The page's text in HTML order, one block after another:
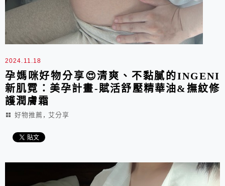
2024.11.18
孕媽咪好物分享😍清爽、不黏膩的INGENI
新肌霓：美孕計畫-賦活舒壓精華油&撫紋修
護潤膚霜
好物推薦 , 艾分享